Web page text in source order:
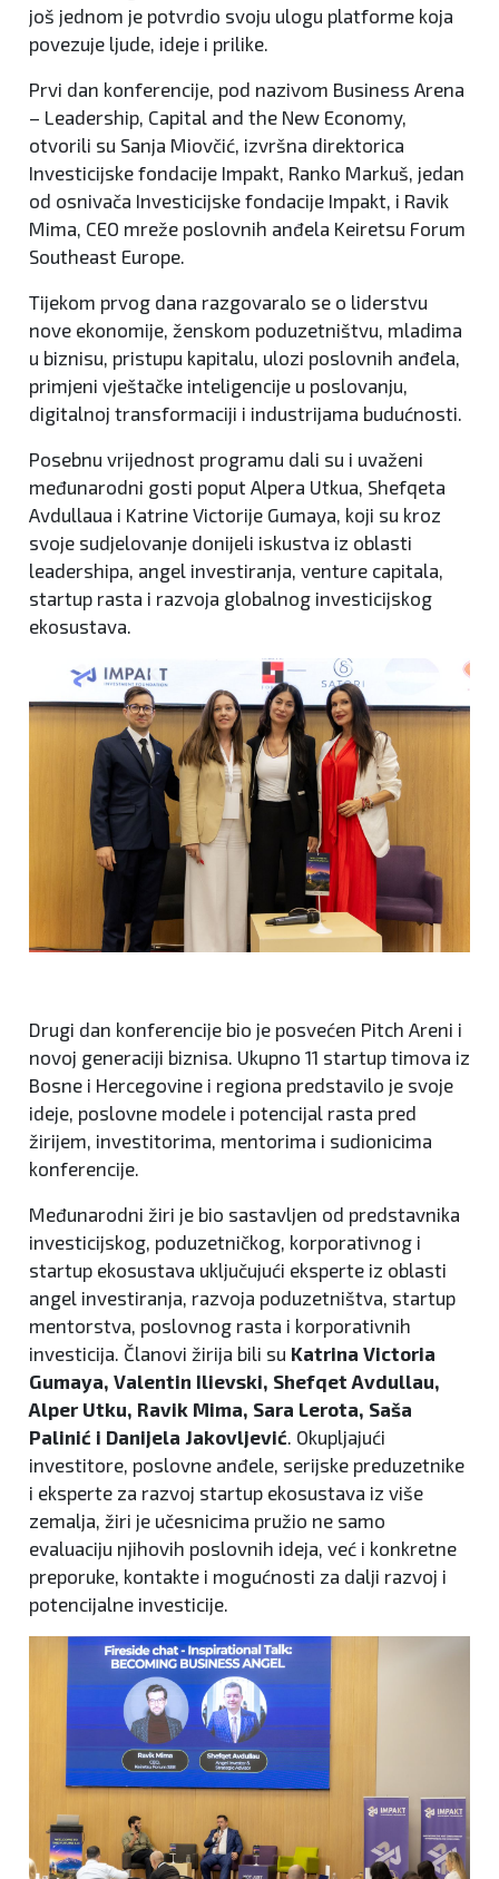
još jednom je potvrdio svoju ulogu platforme koja
povezuje ljude, ideje i prilike.
Prvi dan konferencije, pod nazivom Business Arena
– Leadership, Capital and the New Economy,
otvorili su Sanja Miovčić, izvršna direktorica
Investicijske fondacije Impakt, Ranko Markuš, jedan
od osnivača Investicijske fondacije Impakt, i Ravik
Mima, CEO mreže poslovnih anđela Keiretsu Forum
Southeast Europe.
Tijekom prvog dana razgovaralo se o liderstvu
nove ekonomije, ženskom poduzetništvu, mladima
u biznisu, pristupu kapitalu, ulozi poslovnih anđela,
primjeni vještačke inteligencije u poslovanju,
digitalnoj transformaciji i industrijama budućnosti.
Posebnu vrijednost programu dali su i uvaženi
međunarodni gosti poput Alpera Utkua, Shefqeta
Avdullaua i Katrine Victorije Gumaya, koji su kroz
svoje sudjelovanje donijeli iskustva iz oblasti
leadershipa, angel investiranja, venture capitala,
startup rasta i razvoja globalnog investicijskog
ekosustava.
Drugi dan konferencije bio je posvećen Pitch Areni i
novoj generaciji biznisa. Ukupno 11 startup timova iz
Bosne i Hercegovine i regiona predstavilo je svoje
ideje, poslovne modele i potencijal rasta pred
žirijem, investitorima, mentorima i sudionicima
konferencije.
Međunarodni žiri je bio sastavljen od predstavnika
investicijskog, poduzetničkog, korporativnog i
startup ekosustava uključujući eksperte iz oblasti
angel investiranja, razvoja poduzetništva, startup
mentorstva, poslovnog rasta i korporativnih
investicija. Članovi žirija bili su Katrina Victoria
Gumaya, Valentin Ilievski, Shefqet Avdullau,
Alper Utku, Ravik Mima, Sara Lerota, Saša
Palinić i Danijela Jakovljević . Okupljajući
investitore, poslovne anđele, serijske preduzetnike
i eksperte za razvoj startup ekosustava iz više
zemalja, žiri je učesnicima pružio ne samo
evaluaciju njihovih poslovnih ideja, već i konkretne
preporuke, kontakte i mogućnosti za dalji razvoj i
potencijalne investicije.